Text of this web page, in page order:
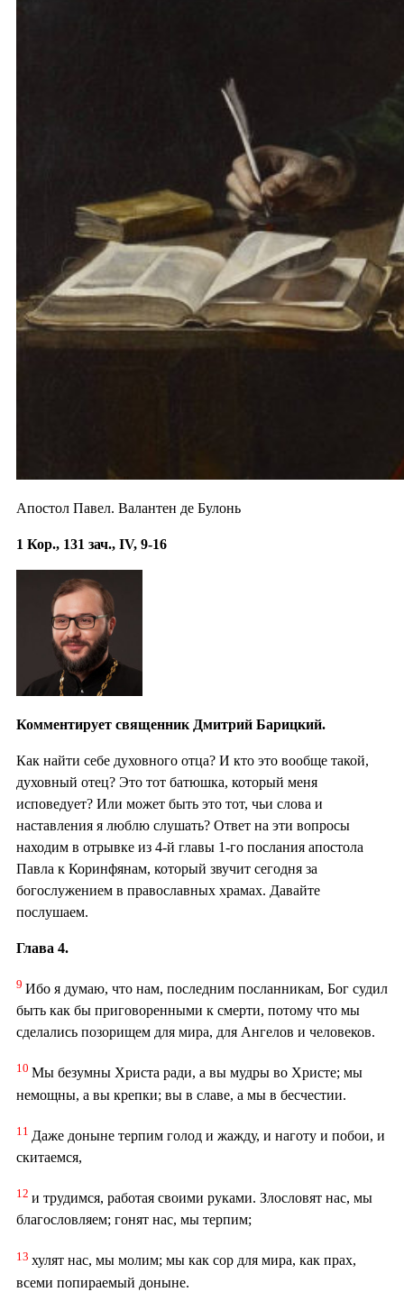
Апостол Павел. Валантен де Булонь
1 Кор., 131 зач., IV, 9-16
Комментирует священник Дмитрий Барицкий.
Как найти себе духовного отца? И кто это вообще такой,
духовный отец? Это тот батюшка, который меня
исповедует? Или может быть это тот, чьи слова и
наставления я люблю слушать? Ответ на эти вопросы
находим в отрывке из 4-й главы 1-го послания апостола
Павла к Коринфянам, который звучит сегодня за
богослужением в православных храмах. Давайте
послушаем.
Глава 4.
9 Ибо я думаю, что нам, последним посланникам, Бог судил
быть как бы приговоренными к смерти, потому что мы
сделались позорищем для мира, для Ангелов и человеков.
10 Мы безумны Христа ради, а вы мудры во Христе; мы
немощны, а вы крепки; вы в славе, а мы в бесчестии.
11 Даже доныне терпим голод и жажду, и наготу и побои, и
скитаемся,
12 и трудимся, работая своими руками. Злословят нас, мы
благословляем; гонят нас, мы терпим;
13 хулят нас, мы молим; мы как сор для мира, как прах,
всеми попираемый доныне.